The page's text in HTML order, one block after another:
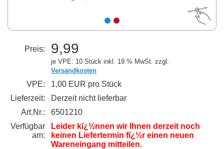
Preis: 9,99
je VPE: 10 Stück inkl. 19 % MwSt. zzgl.
Versandkosten
VPE:
1,00 EUR pro Stück
Lieferzeit:
Derzeit nicht lieferbar
Art.Nr.:
6501210
Verfügbar
am:
Leider kï¿½nnen wir Ihnen derzeit noch
keinen Liefertermin fï¿½r einen neuen
Wareneingang mitteilen.